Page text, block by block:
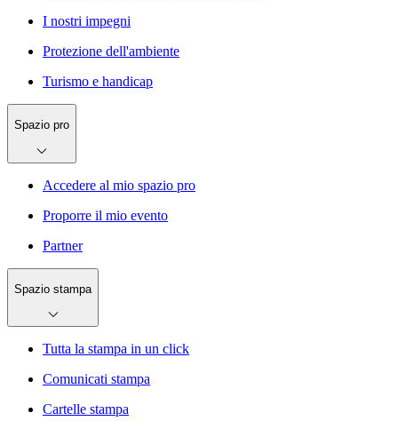
I nostri impegni
Protezione dell'ambiente
Turismo e handicap
Spazio pro
Accedere al mio spazio pro
Proporre il mio evento
Partner
Spazio stampa
Tutta la stampa in un click
Comunicati stampa
Cartelle stampa